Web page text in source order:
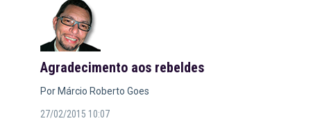
Agradecimento aos rebeldes
Por Márcio Roberto Goes
27/02/2015 10:07